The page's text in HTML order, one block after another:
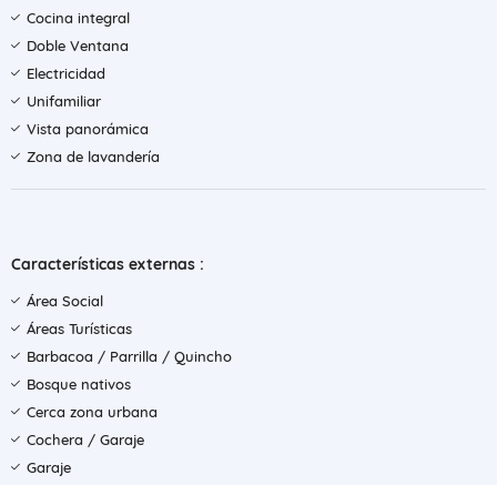
Cocina integral
Doble Ventana
Electricidad
Unifamiliar
Vista panorámica
Zona de lavandería
Características externas :
Área Social
Áreas Turísticas
Barbacoa / Parrilla / Quincho
Bosque nativos
Cerca zona urbana
Cochera / Garaje
Garaje